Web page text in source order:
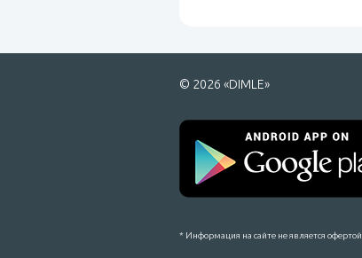
© 2026 «DIMLE»
* Информация на сайте не является офертой